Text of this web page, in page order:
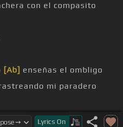
con el compasito
[Ab] enseñas el ombligo
mi paradero
Lyrics On